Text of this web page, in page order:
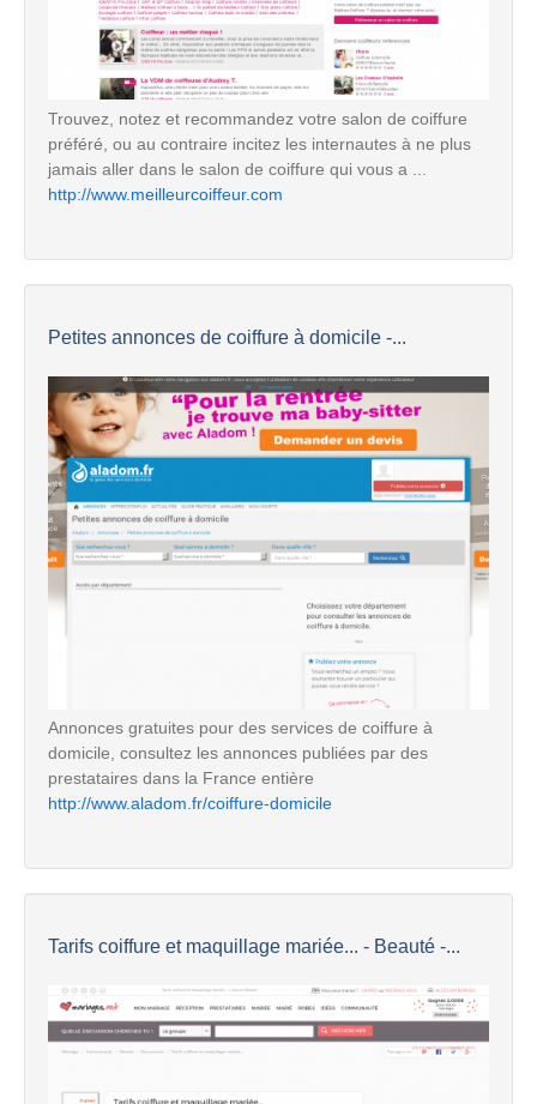
Trouvez, notez et recommandez votre salon de coiffure
préféré, ou au contraire incitez les internautes à ne plus
jamais aller dans le salon de coiffure qui vous a ...
http://www.meilleurcoiffeur.com
Petites annonces de coiffure à domicile -...
Annonces gratuites pour des services de coiffure à
domicile, consultez les annonces publiées par des
prestataires dans la France entière
http://www.aladom.fr/coiffure-domicile
Tarifs coiffure et maquillage mariée... - Beauté -...